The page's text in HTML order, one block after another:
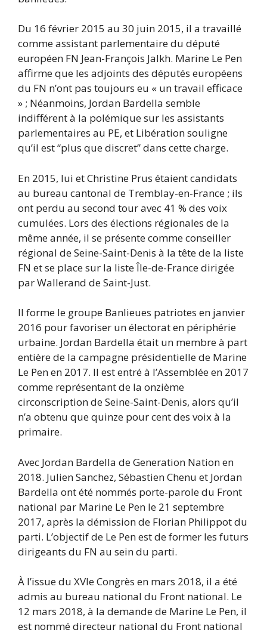
Du 16 février 2015 au 30 juin 2015, il a travaillé
comme assistant parlementaire du député
européen FN Jean-François Jalkh. Marine Le Pen
affirme que les adjoints des députés européens
du FN n’ont pas toujours eu « un travail efficace
» ; Néanmoins, Jordan Bardella semble
indifférent à la polémique sur les assistants
parlementaires au PE, et Libération souligne
qu’il est “plus que discret” dans cette charge.
En 2015, lui et Christine Prus étaient candidats
au bureau cantonal de Tremblay-en-France ; ils
ont perdu au second tour avec 41 % des voix
cumulées. Lors des élections régionales de la
même année, il se présente comme conseiller
régional de Seine-Saint-Denis à la tête de la liste
FN et se place sur la liste Île-de-France dirigée
par Wallerand de Saint-Just.
Il forme le groupe Banlieues patriotes en janvier
2016 pour favoriser un électorat en périphérie
urbaine. Jordan Bardella était un membre à part
entière de la campagne présidentielle de Marine
Le Pen en 2017. Il est entré à l’Assemblée en 2017
comme représentant de la onzième
circonscription de Seine-Saint-Denis, alors qu’il
n’a obtenu que quinze pour cent des voix à la
primaire.
Avec Jordan Bardella de Generation Nation en
2018. Julien Sanchez, Sébastien Chenu et Jordan
Bardella ont été nommés porte-parole du Front
national par Marine Le Pen le 21 septembre
2017, après la démission de Florian Philippot du
parti. L’objectif de Le Pen est de former les futurs
dirigeants du FN au sein du parti.
À l’issue du XVIe Congrès en mars 2018, il a été
admis au bureau national du Front national. Le
12 mars 2018, à la demande de Marine Le Pen, il
est nommé directeur national du Front national